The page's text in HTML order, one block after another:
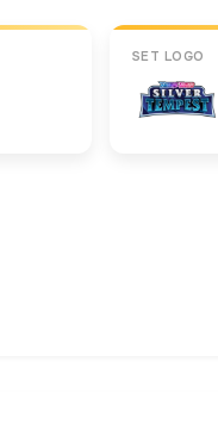
SET LOGO